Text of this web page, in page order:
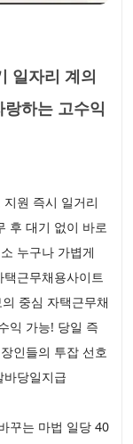
일자리 계의
하는 고수익
원 즉시 일거리
후 대기 없이 바로
누구나 가볍게
근무채용사이트
중심 자택근무채
익 가능! 당일 즉
인들의 투잡 선호
당일지급
꾸는 마법 일당 40